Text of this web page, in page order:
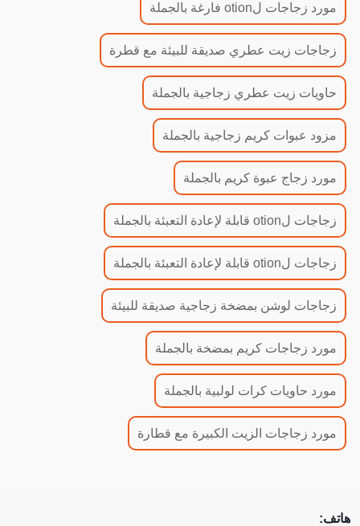
مورد زجاجات لotion فارغة بالجملة
زجاجات زيت عطري صديقة للبيئة مع قطرة
حاويات زيت عطري زجاجية بالجملة
مزود عبوات كريم زجاجية بالجملة
مورد زجاج عبوة كريم بالجملة
زجاجات لotion قابلة لإعادة التعبئة بالجملة
زجاجات لotion قابلة لإعادة التعبئة بالجملة
زجاجات لوشن بمضخة زجاجية صديقة للبيئة
مورد زجاجات كريم بمضخة بالجملة
مورد حاويات كرات لولبية بالجملة
مورد زجاجات الزيت الكبيرة مع قطارة
هاتف: